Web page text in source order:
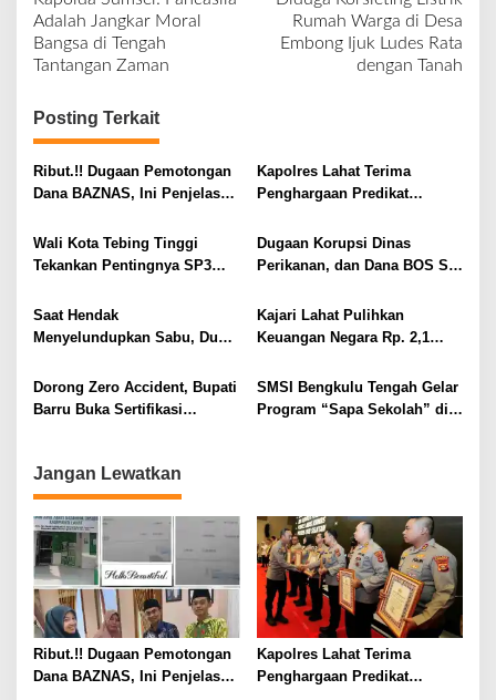
a
v
i
g
a
s
i
p
o
Adalah Jangkar Moral
Bangsa di Tengah
Tantangan Zaman
Rumah Warga di Desa
Embong Ijuk Ludes Rata
dengan Tanah
Posting Terkait
Ribut.!! Dugaan Pemotongan
Dana BAZNAS, Ini Penjelasan
Kapolres Lahat Terima
Penghargaan Predikat
Sumsel Tahun 2026
Wali Kota Tebing Tinggi
Tekankan Pentingnya SP3
Dugaan Korupsi Dinas
Perikanan, dan Dana BOS SD
Terus Dipertajam Kajari Lahat
Saat Hendak
Menyelundupkan Sabu, Dua
Kajari Lahat Pulihkan
Keuangan Negara Rp. 2,1
Dorong Zero Accident, Bupati
Barru Buka Sertifikasi
SMSI Bengkulu Tengah Gelar
Program “Sapa Sekolah” di
Jangan Lewatkan
Ribut.!! Dugaan Pemotongan
Dana BAZNAS, Ini Penjelasan
Kapolres Lahat Terima
Penghargaan Predikat